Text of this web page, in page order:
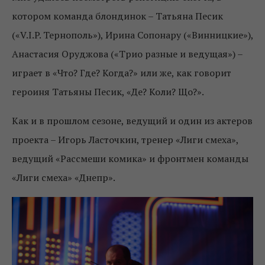
котором команда блондинок – Татьяна Песик
(«V.I.P. Тернополь»), Ирина Сопонару («Винницкие»),
Анастасия Оруджова («Трио разные и ведущая») –
играет в «Что? Где? Когда?» или же, как говорит
героиня Татьяны Песик, «Де? Коли? Що?».
Как и в прошлом сезоне, ведущий и один из актеров
проекта – Игорь Ласточкин, тренер «Лиги смеха»,
ведущий «Рассмеши комика» и фронтмен команды
«Лиги смеха» «Днепр».